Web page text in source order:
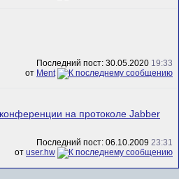
Последний пост: 30.05.2020 19:33
от Ment
на протоколе Jabber
Последний пост: 06.10.2009 23:31
от user.hw